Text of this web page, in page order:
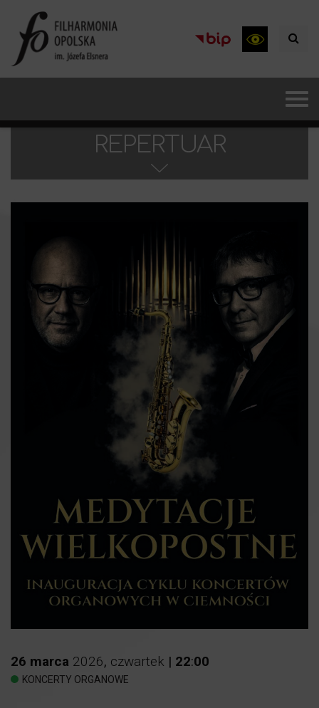
REPERTUAR
26 marca 2026, czwartek | 22:00
KONCERTY ORGANOWE